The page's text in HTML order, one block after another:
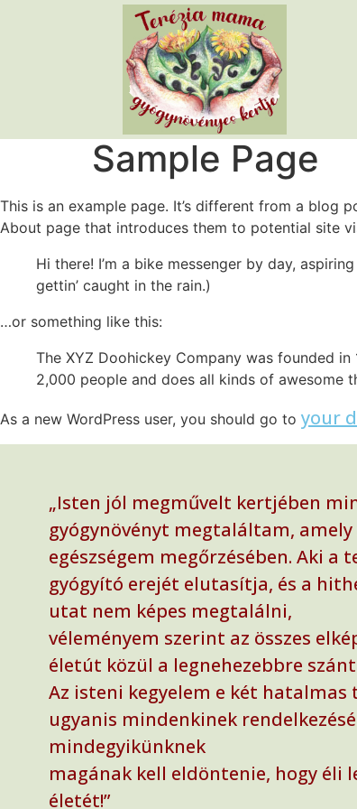
Sample Page
This is an example page. It’s different from a blog
About page that introduces them to potential site
Hi there! I’m a bike messenger by day,
gettin’ caught in the rain.)
…or something like this:
The XYZ Doohickey Company was founded
2,000 people and does all kinds of awesome
As a new WordPress user, you should go to your
„Isten jól megművelt kertjében
gyógynövényt megtaláltam,
egészségem megőrzésében. Aki a
gyógyító erejét elutasítja, és a
utat nem képes megtalálni,
véleményem szerint az összes
életút közül a legnehezebbre
Az isteni kegyelem e két hatalmas
ugyanis mindenkinek
mindegyikünknek
magának kell eldöntenie, hogy éli
életét!”